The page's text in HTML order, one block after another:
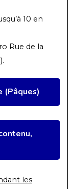
10 en
Rue de la
(Pâques)
les